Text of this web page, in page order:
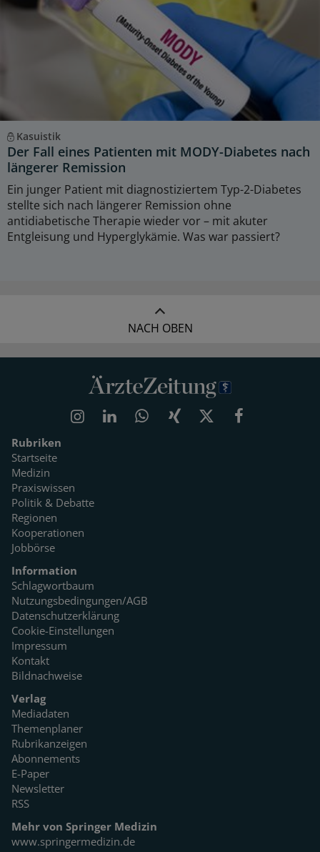
Kasuistik
Der Fall eines Patienten mit MODY-Diabetes nach
längerer Remission
Ein junger Patient mit diagnostiziertem Typ-2-Diabetes
stellte sich nach längerer Remission ohne
antidiabetische Therapie wieder vor – mit akuter
Entgleisung und Hyperglykämie. Was war passiert?
NACH OBEN
Rubriken
Startseite
Medizin
Praxiswissen
Politik & Debatte
Regionen
Kooperationen
Jobbörse
Information
Schlagwortbaum
Nutzungsbedingungen/AGB
Datenschutzerklärung
Cookie-Einstellungen
Impressum
Kontakt
Bildnachweise
Verlag
Mediadaten
Themenplaner
Rubrikanzeigen
Abonnements
E-Paper
Newsletter
RSS
Mehr von Springer Medizin
www.springermedizin.de